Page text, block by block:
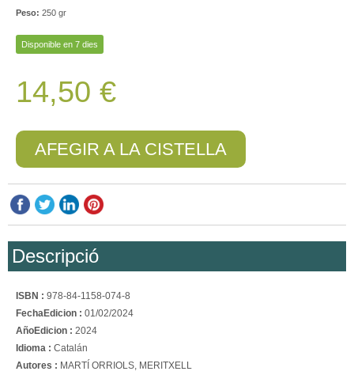
Peso: 250 gr
Disponible en 7 dies
14,50 €
AFEGIR A LA CISTELLA
Descripció
ISBN : 978-84-1158-074-8
FechaEdicion : 01/02/2024
AñoEdicion : 2024
Idioma : Catalán
Autores : MARTÍ ORRIOLS, MERITXELL